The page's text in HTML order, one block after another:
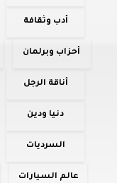
أدب وثقافة
أحزاب وبرلمان
أناقة الرجل
دنيا ودين
السرديات
عالم السيارات